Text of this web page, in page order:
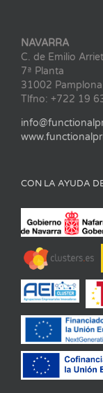
NAVARRA
C. de Emilio
7ª Planta
31002 Pamplona
Tlfno: +722 19
CON LA AYUDA